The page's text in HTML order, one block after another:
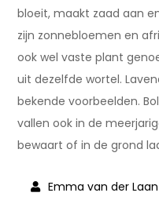
bloeit, maakt zaad aan
zijn zonnebloemen en
ook wel vaste plant
uit dezelfde wortel.
bekende voorbeelden.
vallen ook in de
bewaart of in de grond